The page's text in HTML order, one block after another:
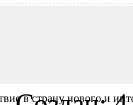
в страну нового и